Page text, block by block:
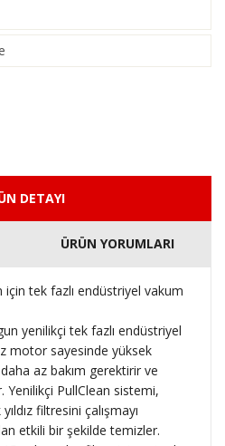
DETAYI
ÜRÜN YORUMLARI
tek fazlı endüstriyel vakum
yenilikçi tek fazlı endüstriyel
motor sayesinde yüksek
az bakım gerektirir ve
Yenilikçi PullClean sistemi,
filtresini çalışmayı
etkili bir şekilde temizler.